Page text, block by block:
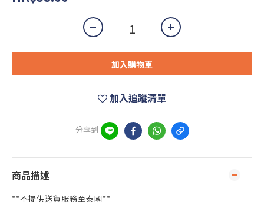
加入購物車
加入追蹤清單
分享到
商品描述
**不提供送貨服務至泰國**